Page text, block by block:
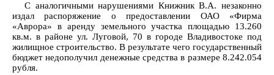
С аналогичными нарушениями Книжник В.А. незаконно
издал распоряжение о предоставлении ОАО «Фирма
«Аврора» в аренду земельного участка площадью 13.260
кв.м. в районе ул. Луговой, 70 в городе Владивостоке под
жилищное строительство. В результате чего государственный
бюджет недополучил денежные средства в размере 8.242.054
рубля.